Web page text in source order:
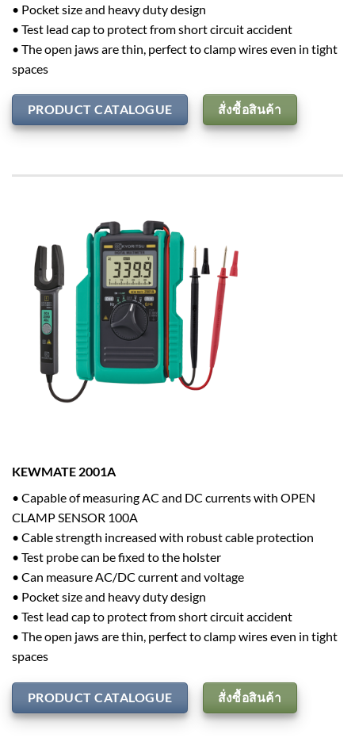
• Pocket size and heavy duty design
• Test lead cap to protect from short circuit accident
• The open jaws are thin, perfect to clamp wires even in tight
spaces
PRODUCT CATALOGUE สั่งซื้อสินค้า
KEWMATE 2001A
• Capable of measuring AC and DC currents with OPEN
CLAMP SENSOR 100A
• Cable strength increased with robust cable protection
• Test probe can be fixed to the holster
• Can measure AC/DC current and voltage
• Pocket size and heavy duty design
• Test lead cap to protect from short circuit accident
• The open jaws are thin, perfect to clamp wires even in tight
spaces
PRODUCT CATALOGUE สั่งซื้อสินค้า